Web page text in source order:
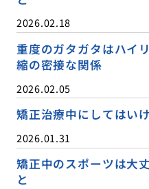
2026.02.18
重度のガタガタはハイ
縮の密接な関係
2026.02.05
矯正治療中にしてはい
2026.01.31
矯正中のスポーツは大
と